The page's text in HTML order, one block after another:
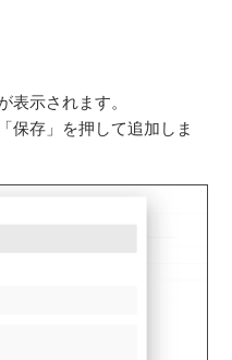
表示されます。
保存」を押して追加しま